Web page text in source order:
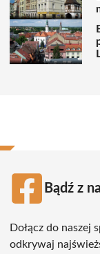
Bądź z
Dołącz do naszej
odkrywaj